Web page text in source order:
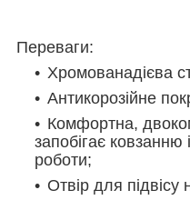
Переваги:
Хромованадієва
Антикорозійне
Комфортна,
запобігає ковзанню
роботи;
Отвір для підвісу